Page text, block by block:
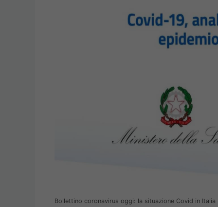
Bollettino coronavirus oggi: la situazione Covid in Italia